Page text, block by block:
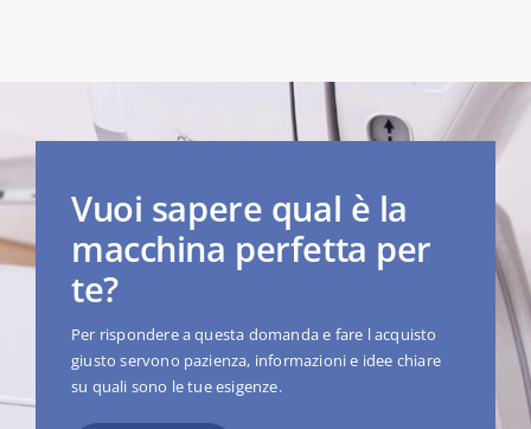
Vuoi sapere qual è la
macchina perfetta per
te?
Per rispondere a questa domanda e fare l acquisto
giusto servono pazienza, informazioni e idee chiare
su quali sono le tue esigenze.